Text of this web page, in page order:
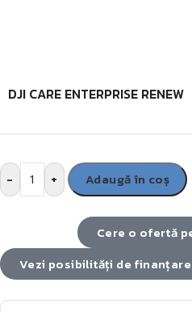
DJI CARE ENTERPRISE RENEW
- + Adaugă în coș
Cere o ofertă
Vezi posibilități de finanțare